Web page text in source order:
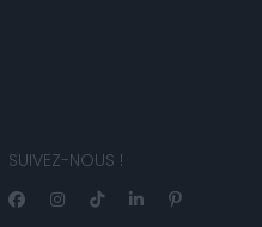
SUIVEZ-NOUS !